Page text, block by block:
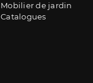
Mobilier de jardin
Catalogues